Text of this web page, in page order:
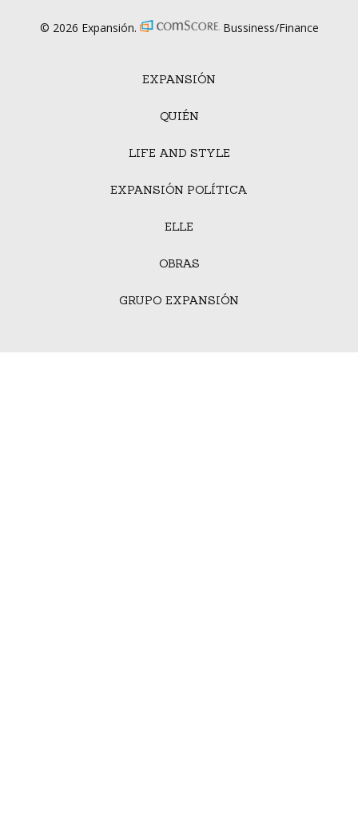
EXPANSIÓN
QUIÉN
LIFE AND STYLE
EXPANSIÓN POLÍTICA
ELLE
OBRAS
GRUPO EXPANSIÓN
© 2026 Expansión. Bussiness/Finance